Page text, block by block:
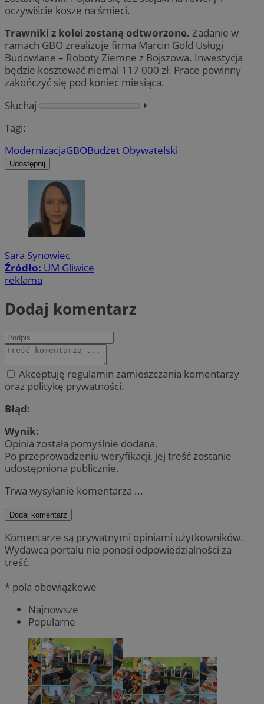
oczywiście kosze na śmieci.
Trawniki z kolei zostaną odtworzone. Zadanie w
ramach GBO zrealizuje firma Marcin Gold Usługi
Budowlane – Roboty Ziemne z Bojszowa. Inwestycja
będzie kosztować niemal 117 000 zł. Prace powinny
zakończyć się pod koniec miesiąca.
Słuchaj
⏵︎
Tagi:
ModernizacjaGBOBudżet Obywatelski
Udostępnij
Sara Synowiec
Źródło: UM Gliwice
reklama
Dodaj komentarz
Akceptuję regulamin zamieszczania komentarzy
oraz politykę prywatności.
Błąd:
Wynik:
Opinia została pomyślnie dodana.
Po przeprowadzeniu weryfikacji, jej treść zostanie
udostępniona publicznie.
Trwa wysyłanie komentarza ...
Dodaj komentarz
Komentarze są prywatnymi opiniami użytkowników.
Wydawca portalu nie ponosi odpowiedzialności za
treść.
* pola obowiązkowe
Najnowsze
Popularne